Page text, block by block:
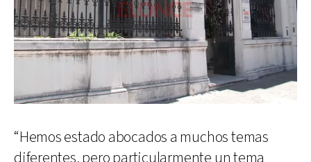
“Hemos estado abocados a muchos temas
diferentes, pero particularmente un tema